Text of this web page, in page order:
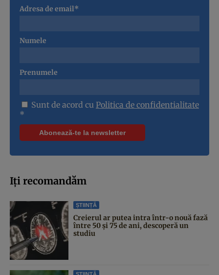
Adresa de email*
Numele
Prenumele
Sunt de acord cu Politica de confidentialitate
*
Iți recomandăm
ȘTIINȚĂ
Creierul ar putea intra într-o nouă fază
între 50 și 75 de ani, descoperă un
studiu